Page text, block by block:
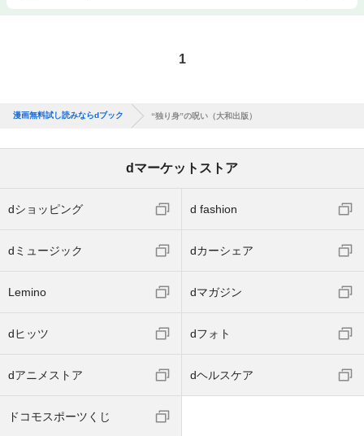
1
漫画無料試し読みならdブック “独り身”の呪い（大和出版）
dマーケットストア
dショッピング d fashion
dミュージック dカーシェア
Lemino dマガジン
dヒッツ dフォト
dアニメストア dヘルスケア
ドコモスポーツくじ